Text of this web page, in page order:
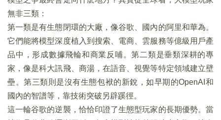
無非三類：
第一類是有生態閉環的大廠，像谷歌、國內的阿里和華為。
它們能將模型深度植入到搜索、電商、雲服務等億級用戶產
品中，形成數據飛輪和商業反哺。第二類是垂類深耕的專
家，像是科大訊飛、商湯，在語音、視覺等特定領域建立壁
壘。第三類則是沒有生態包袱的新銳，如早期的OpenAI和
國內的智譜等，靠技術突破另辟蹊徑。
這一輪谷歌的逆襲，恰恰印證了生態型玩家的長期優勢。當